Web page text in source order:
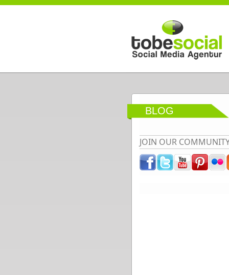
Direkt zum Inhalt
BLOG
JOIN OUR